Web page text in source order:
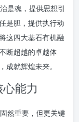
是魂，提供思想引
是胆，提供执行动
这四大基石有机融
断超越的卓越体
成就辉煌未来。
能力
然重要，但更关键